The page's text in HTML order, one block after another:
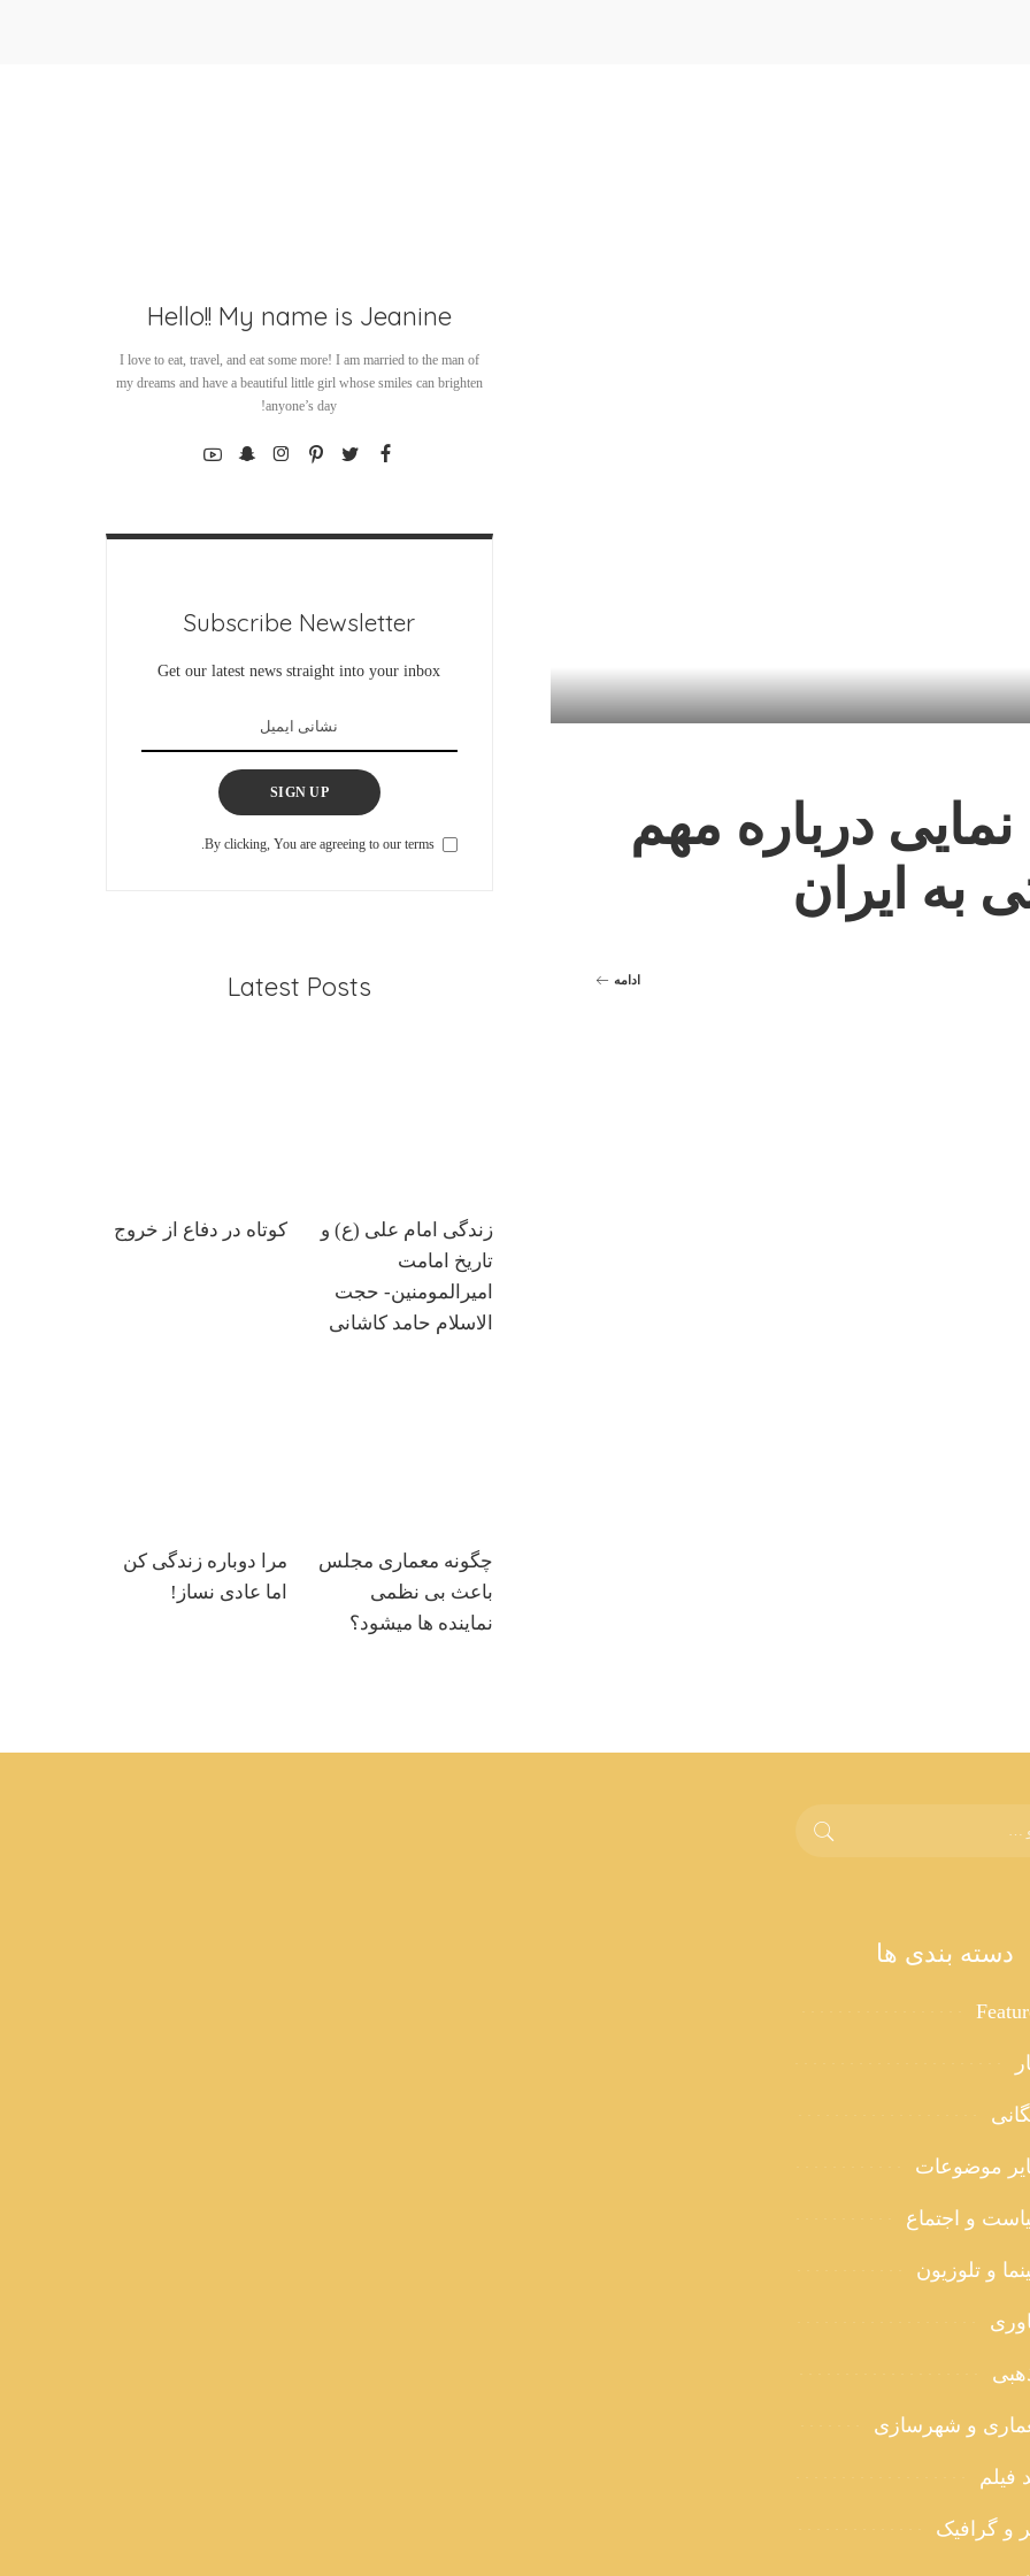
درباره مهم
به ایران
ادامه
Hello!! My name is Jeanine
I love to eat, travel, and eat some more! I am married to the man of
my dreams and have a beautiful little girl whose smiles can brighten
anyone’s day!
Subscribe Newsletter
Get our latest news straight into your inbox
SIGN UP
By clicking, You are agreeing to our terms.
Latest Posts
زندگی امام علی (ع) و
تاریخ امامت
امیرالمومنین- حجت
الاسلام حامد کاشانی
کوتاه در دفاع از خروج
چگونه معماری مجلس
باعث بی نظمی
نماینده ها میشود؟
مرا دوباره زندگی کن
اما عادی نساز!
دسته بندی ها
موضوعات
و اجتماع
و تلوزیون
و شهرسازی
فیلم
و گرافیک